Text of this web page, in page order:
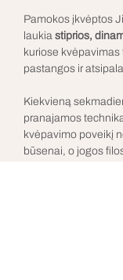
Pamokos įkvėptos
laukia stiprios,
kuriose
pastangos ir
Kiekvieną
pranajamos
kvėpavimo poveikį
būsenai, o jogos